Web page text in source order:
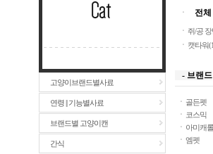
고양이브랜드별사료
연령 || 기능별사료
브랜드별 고양이캔
간식
ㆍ
전체
ㆍ 쥐/공
ㆍ 캣타워
- 브랜드
ㆍ 골든펫
ㆍ 코스믹
ㆍ 아미캐롤
ㆍ 엠펫